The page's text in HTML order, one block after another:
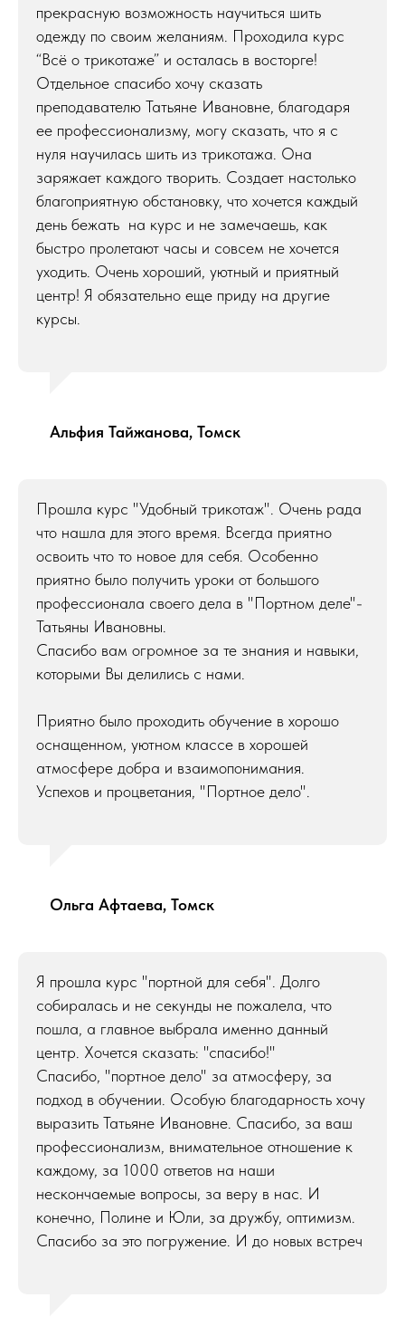
прекрасную возможность научиться шить
одежду по своим желаниям. Проходила курс
“Всё о трикотаже” и осталась в восторге!
Отдельное спасибо хочу сказать
преподавателю Татьяне Ивановне, благодаря
ее профессионализму, могу сказать, что я с
нуля научилась шить из трикотажа. Она
заряжает каждого творить. Создает настолько
благоприятную обстановку, что хочется каждый
день бежать на курс и не замечаешь, как
быстро пролетают часы и совсем не хочется
уходить. Очень хороший, уютный и приятный
центр! Я обязательно еще приду на другие
курсы.
Альфия Тайжанова, Томск
Прошла курс "Удобный трикотаж". Очень рада
что нашла для этого время. Всегда приятно
освоить что то новое для себя. Особенно
приятно было получить уроки от большого
профессионала своего дела в "Портном деле"-
Татьяны Ивановны.
Спасибо вам огромное за те знания и навыки,
которыми Вы делились с нами.
Приятно было проходить обучение в хорошо
оснащенном, уютном классе в хорошей
атмосфере добра и взаимопонимания.
Успехов и процветания, "Портное дело".
Ольга Афтаева, Томск
Я прошла курс "портной для себя". Долго
собиралась и не секунды не пожалела, что
пошла, а главное выбрала именно данный
центр. Хочется сказать: "спасибо!"
Спасибо, "портное дело" за атмосферу, за
подход в обучении. Особую благодарность хочу
выразить Татьяне Ивановне. Спасибо, за ваш
профессионализм, внимательное отношение к
каждому, за 1000 ответов на наши
нескончаемые вопросы, за веру в нас. И
конечно, Полине и Юли, за дружбу, оптимизм.
Спасибо за это погружение. И до новых встреч